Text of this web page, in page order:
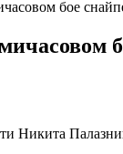
бое
Никита